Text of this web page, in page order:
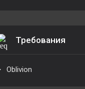
Требования
Oblivion